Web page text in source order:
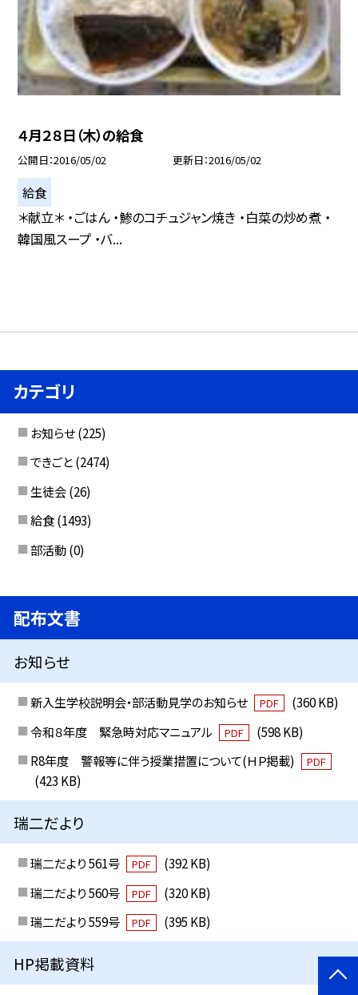
４月２８日（木）の給食
公開日 2016/05/02 更新日 2016/05/02
給食
＊献立＊ ・ごはん ・鯵のコチュジャン焼き ・白菜の炒め煮 ・
韓国風スープ ・バ...
カテゴリ
お知らせ (225)
できごと (2474)
生徒会 (26)
給食 (1493)
部活動 (0)
配布文書
お知らせ
新入生学校説明会・部活動見学のお知らせ PDF
(360 KB)
令和８年度 緊急時対応マニュアル
PDF
(598 KB)
R8年度 警報等に伴う授業措置について(ＨＰ掲載)
PDF
(423 KB)
瑞二だより
瑞二だより 561号 PDF
(392 KB)
瑞二だより 560号
PDF
(320 KB)
瑞二だより 559号
PDF (395 KB)
HP掲載資料